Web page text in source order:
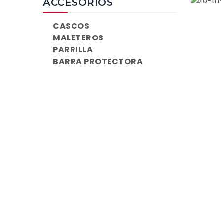
ACCESORIOS
CASCOS
MALETEROS
PARRILLA
BARRA PROTECTORA